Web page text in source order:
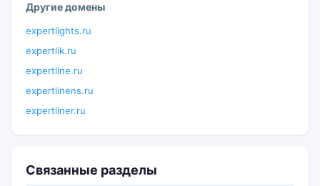
Другие домены
expertlights.ru
expertlik.ru
expertline.ru
expertlinens.ru
expertliner.ru
Связанные разделы